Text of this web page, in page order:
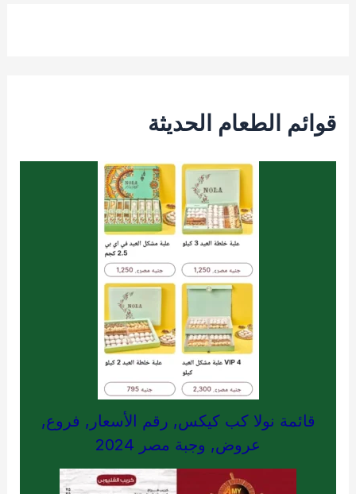
قوائم الطعام الحديثة
قائمة نولا كب كيكس, رقم الأسعار, فروع,
عروض, وجبة مصر 2024